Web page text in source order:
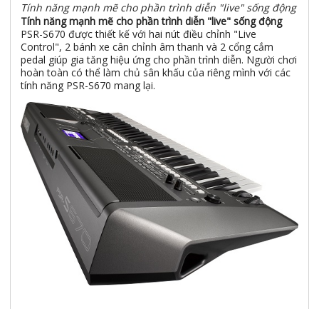
Tính năng mạnh mẽ cho phần trình diễn "live" sống động
Tính năng mạnh mẽ cho phần trình diễn "live" sống động
PSR-S670 được thiết kế với hai nút điều chỉnh "Live
Control", 2 bánh xe cân chỉnh âm thanh và 2 cổng cắm
pedal giúp gia tăng hiệu ứng cho phần trình diễn. Người chơi
hoàn toàn có thể làm chủ sân khấu của riêng mình với các
tính năng PSR-S670 mang lại.